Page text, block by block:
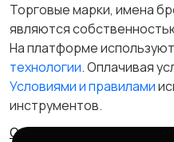
Торговые марки, имена
являются
На платформе
технологии. Оплачивая
Условиями и правилами
инструментов.
Отказ от